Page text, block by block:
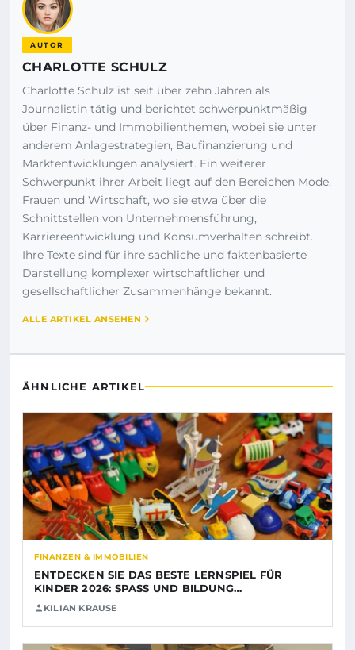
AUTOR
CHARLOTTE SCHULZ
Charlotte Schulz ist seit über zehn Jahren als
Journalistin tätig und berichtet schwerpunktmäßig
über Finanz- und Immobilienthemen, wobei sie unter
anderem Anlagestrategien, Baufinanzierung und
Marktentwicklungen analysiert. Ein weiterer
Schwerpunkt ihrer Arbeit liegt auf den Bereichen Mode,
Frauen und Wirtschaft, wo sie etwa über die
Schnittstellen von Unternehmensführung,
Karriereentwicklung und Konsumverhalten schreibt.
Ihre Texte sind für ihre sachliche und faktenbasierte
Darstellung komplexer wirtschaftlicher und
gesellschaftlicher Zusammenhänge bekannt.
ALLE ARTIKEL ANSEHEN
ÄHNLICHE ARTIKEL
FINANZEN & IMMOBILIEN
ENTDECKEN SIE DAS BESTE LERNSPIEL FÜR
KINDER 2026: SPASS UND BILDUNG…
KILIAN KRAUSE